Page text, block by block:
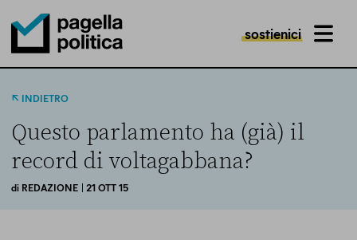
Pagella Politica Logo
sostienici MENU
INDIETRO
Questo parlamento ha (già) il
record di voltagabbana?
di REDAZIONE | 21 OTT 15